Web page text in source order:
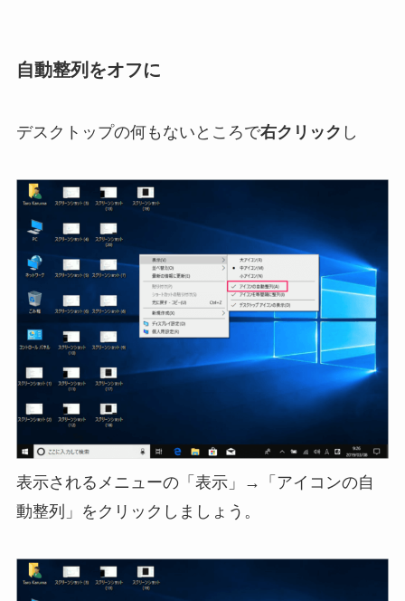
自動整列をオフに
デスクトップの何もないところで右クリック し
表示されるメニューの「表示」→「アイコンの自
動整列」をクリックしましょう。